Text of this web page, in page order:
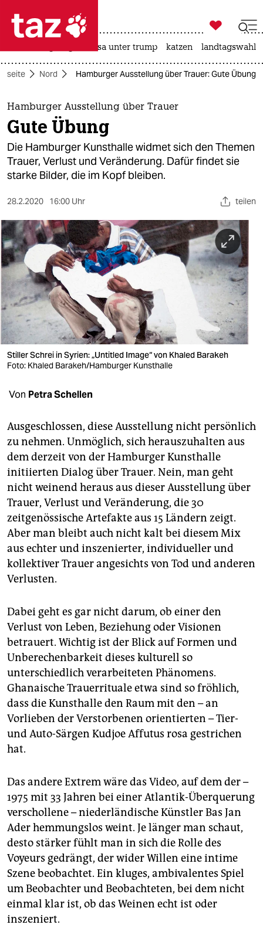
 taz zahl ich
taz zahl ich
themen
politik
öko
sport
berlin
nord
wahrheit
verlag
verlag
veranstaltungen
fragen & hilfe
unterstützen
abo
genossenschaft
epaper login

taz zahl ich
usa unter trump katzen landtagswahl
Nord Hamburger Ausstellung über Trauer: Gute Übung
Hamburger Ausstellung über Trauer
Gute Übung
Die Hamburger Kunsthalle widmet sich den Themen
Trauer, Verlust und Veränderung. Dafür findet sie
starke Bilder, die im Kopf bleiben.
28.2.2020 16:00 Uhr teilen
Stiller Schrei in Syrien: „Untitled Image“ von Khaled Barakeh
Foto: Khaled Barakeh/Hamburger Kunsthalle
Von Petra Schellen
Ausgeschlossen, diese Ausstellung nicht persönlich
zu nehmen. Unmöglich, sich herauszuhalten aus
dem derzeit von der Hamburger Kunsthalle
initiierten Dialog über Trauer. Nein, man geht
nicht weinend heraus aus dieser Ausstellung über
Trauer, Verlust und Veränderung, die 30
zeitgenössische Artefakte aus 15 Ländern zeigt.
Aber man bleibt auch nicht kalt bei diesem Mix
aus echter und inszenierter, individueller und
kollektiver Trauer angesichts von Tod und anderen
Verlusten.
Dabei geht es gar nicht darum, ob einer den
Verlust von Leben, Beziehung oder Visionen
betrauert. Wichtig ist der Blick auf Formen und
Unberechenbarkeit dieses kulturell so
unterschiedlich verarbeiteten Phänomens.
Ghanaische Trauerrituale etwa sind so fröhlich,
dass die Kunsthalle den Raum mit den – an
Vorlieben der Verstorbenen orientierten – Tier-
und Auto-Särgen Kudjoe Affutus­ rosa gestrichen
hat.
Das andere Extrem wäre das Video, auf dem der –
1975 mit 33 Jahren bei einer Atlantik-Überquerung
verschollene – niederländische Künstler Bas Jan
Ader hemmungslos weint. Je länger man schaut,
desto stärker fühlt man in sich die Rolle des
Voyeurs gedrängt, der wider Willen eine intime
Szene beobachtet. Ein kluges, ambivalentes Spiel
um Beobachter und Beobachteten, bei dem nicht
einmal klar ist, ob das Weinen echt ist oder
inszeniert.